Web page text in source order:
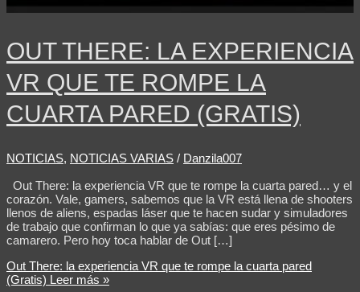
OUT THERE: LA EXPERIENCIA
VR QUE TE ROMPE LA
CUARTA PARED (GRATIS)
NOTICIAS, NOTICIAS VARIAS / Danzila007
Out There: la experiencia VR que te rompe la cuarta pared… y el
corazón. Vale, gamers, sabemos que la VR está llena de shooters
llenos de aliens, espadas láser que te hacen sudar y simuladores
de trabajo que confirman lo que ya sabías: que eres pésimo de
camarero. Pero hoy toca hablar de Out […]
Out There: la experiencia VR que te rompe la cuarta pared
(Gratis) Leer más »